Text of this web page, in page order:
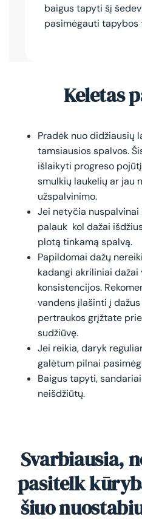
baigus tapyti šį
pasimėgauti tapybos
Keletas
Pradėk nuo didžiausių
tamsiausios spalvos.
išlaikyti progreso
smulkių laukelių ar jau
užspalvinimo.
Jei netyčia nuspalvinai
palauk kol dažai
plotą tinkamą spalvą.
Papildomai dažų
kadangi akriliniai
konsistencijos.
vandens įlašinti į
pertraukos grįžtate
sudžiūvę.
Jei reikia, daryk
galėtum pilnai
Baigus tapyti,
neišdžiūtų.
Svarbiausia,
pasitelk
šiuo